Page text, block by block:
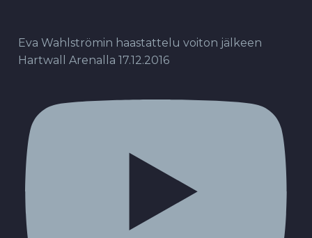
Eva Wahlströmin haastattelu voiton jälkeen
Hartwall Arenalla 17.12.2016